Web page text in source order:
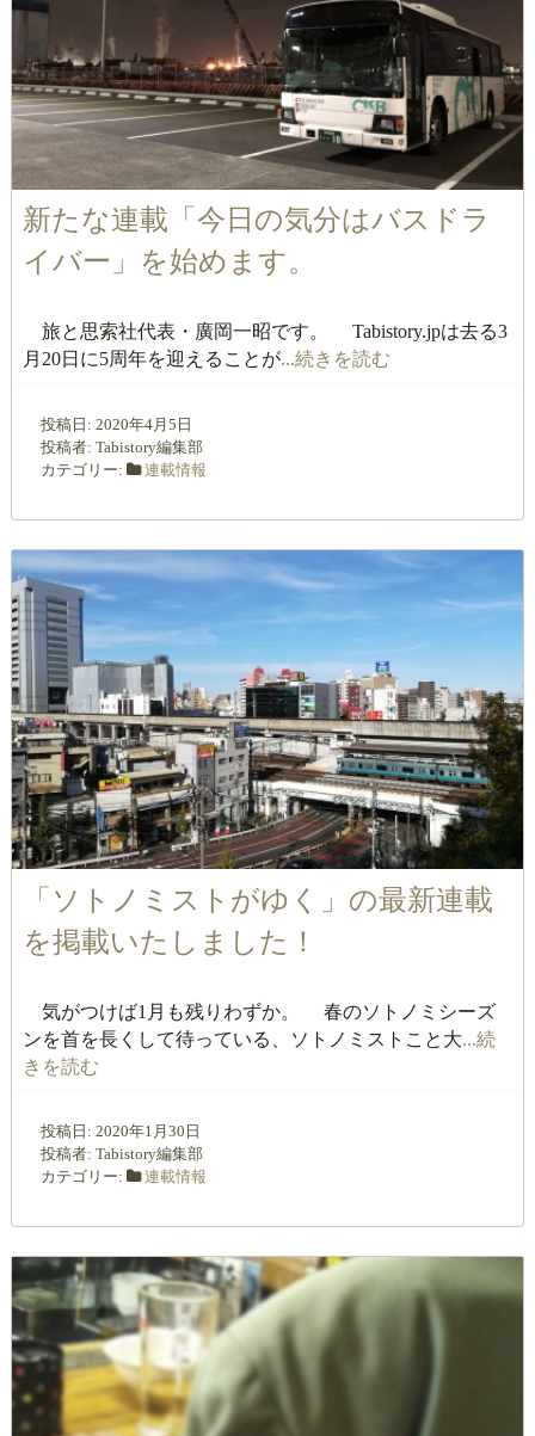
新たな連載「今日の気分はバスドラ
イバー」を始めます。
旅と思索社代表・廣岡一昭です。 Tabistory.jpは去る3
月20日に5周年を迎えることが...続きを読む
投稿日: 2020年4月5日
投稿者: Tabistory編集部
カテゴリー:
連載情報
「ソトノミストがゆく」の最新連載
を掲載いたしました！
気がつけば1月も残りわずか。 春のソトノミシーズ
ンを首を長くして待っている、ソトノミストこと大...続
きを読む
投稿日: 2020年1月30日
投稿者: Tabistory編集部
カテゴリー:
連載情報